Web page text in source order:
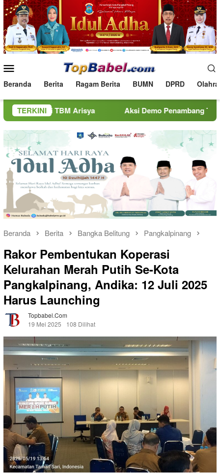
Loncat
ke
konten
Mobile
Beranda Berita Ragam Berita BUMN DPRD
TERKINI
Arisya Aksi Demo Penambang Timah di Belitung
Beranda Berita Bangka Belitung Pangkalpinang
Rakor Pembentukan Koperasi
Kelurahan Merah Putih Se-Kota
Pangkalpinang, Andika: 12 Juli 2025
Harus Launching
Topbabel.com
19 Mei 2025
108 Dilihat